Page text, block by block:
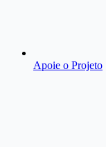
Apoie o Projeto